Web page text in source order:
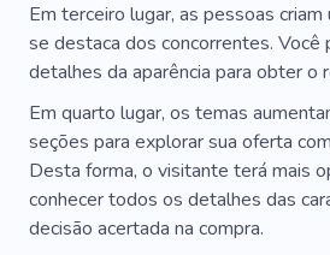
Em terceiro lugar, as pessoas
se destaca dos concorrentes. Você
detalhes da aparência para obter o
Em quarto lugar, os temas
seções para explorar sua oferta
Desta forma, o visitante terá mais
conhecer todos os detalhes das
decisão acertada na compra.